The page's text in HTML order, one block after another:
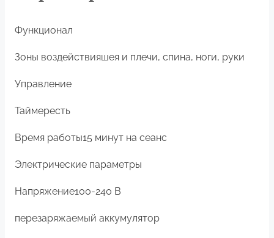
Функционал
Зоны воздействияшея и плечи, спина, ноги, руки
Управление
Таймересть
Время работы15 минут на сеанс
Электрические параметры
Напряжение100-240 В
перезаряжаемый аккумулятор